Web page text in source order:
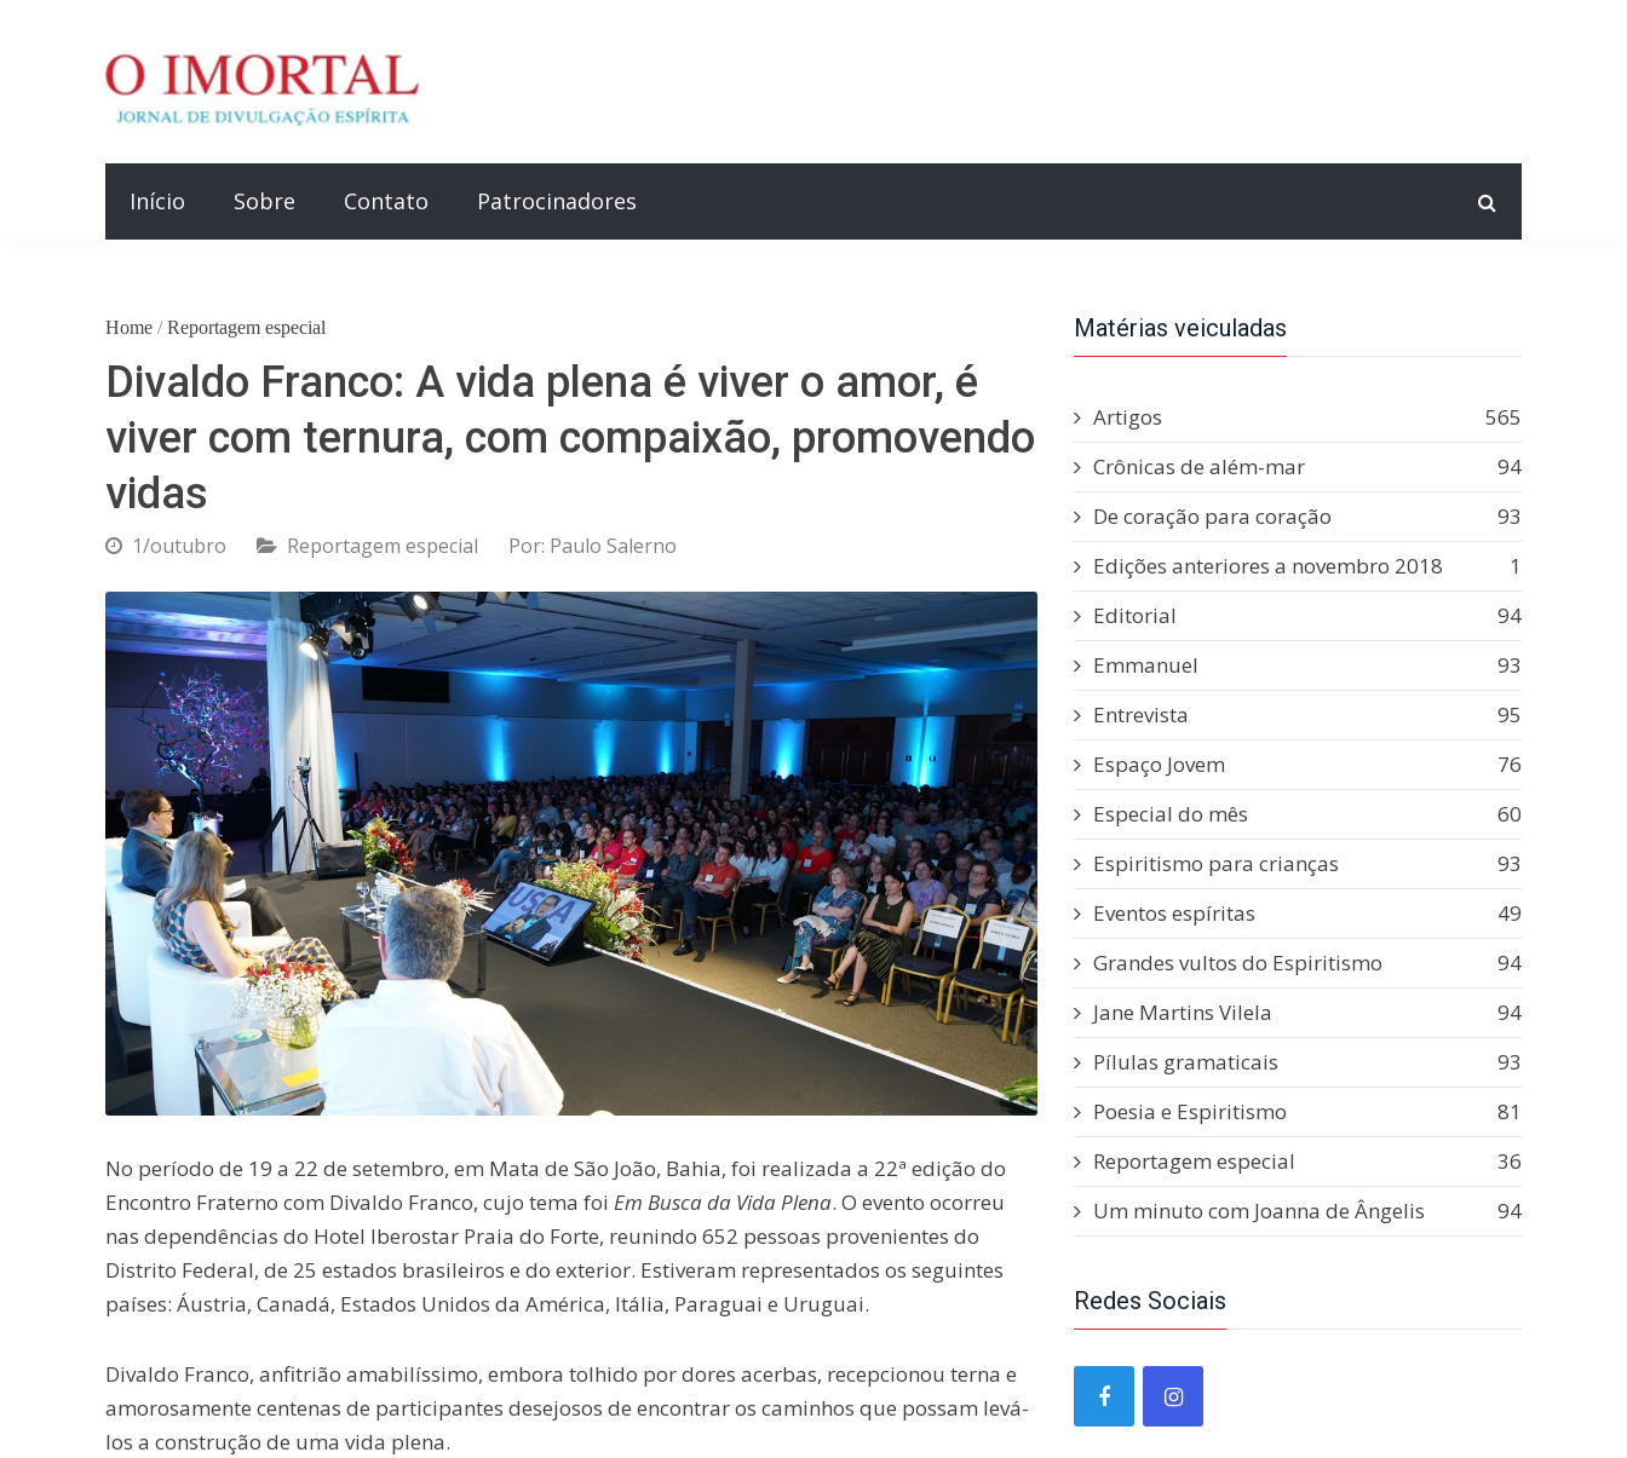
Início Sobre Contato Patrocinadores
Home / Reportagem especial
Divaldo Franco: A vida plena é viver o amor, é
viver com ternura, com compaixão, promovendo
vidas
1/outubro Reportagem especial Por: Paulo Salerno
No período de 19 a 22 de setembro, em Mata de São João, Bahia, foi realizada a 22ª edição do
Encontro Fraterno com Divaldo Franco, cujo tema foi Em Busca da Vida Plena. O evento ocorreu
nas dependências do Hotel Iberostar Praia do Forte, reunindo 652 pessoas provenientes do
Distrito Federal, de 25 estados brasileiros e do exterior. Estiveram representados os seguintes
países: Áustria, Canadá, Estados Unidos da América, Itália, Paraguai e Uruguai.
Divaldo Franco, anfitrião amabilíssimo, embora tolhido por dores acerbas, recepcionou terna e
amorosamente centenas de participantes desejosos de encontrar os caminhos que possam levá-
los a construção de uma vida plena.
Matérias veiculadas
Artigos
565
Crônicas de além-mar
94
De coração para coração
93
Edições anteriores a novembro 2018
1
Editorial
94
Emmanuel
93
Entrevista
95
Espaço Jovem
76
Especial do mês
60
Espiritismo para crianças
93
Eventos espíritas
49
Grandes vultos do Espiritismo
94
Jane Martins Vilela
94
Pílulas gramaticais
93
Poesia e Espiritismo
81
Reportagem especial
36
Um minuto com Joanna de Ângelis
94
Redes Sociais